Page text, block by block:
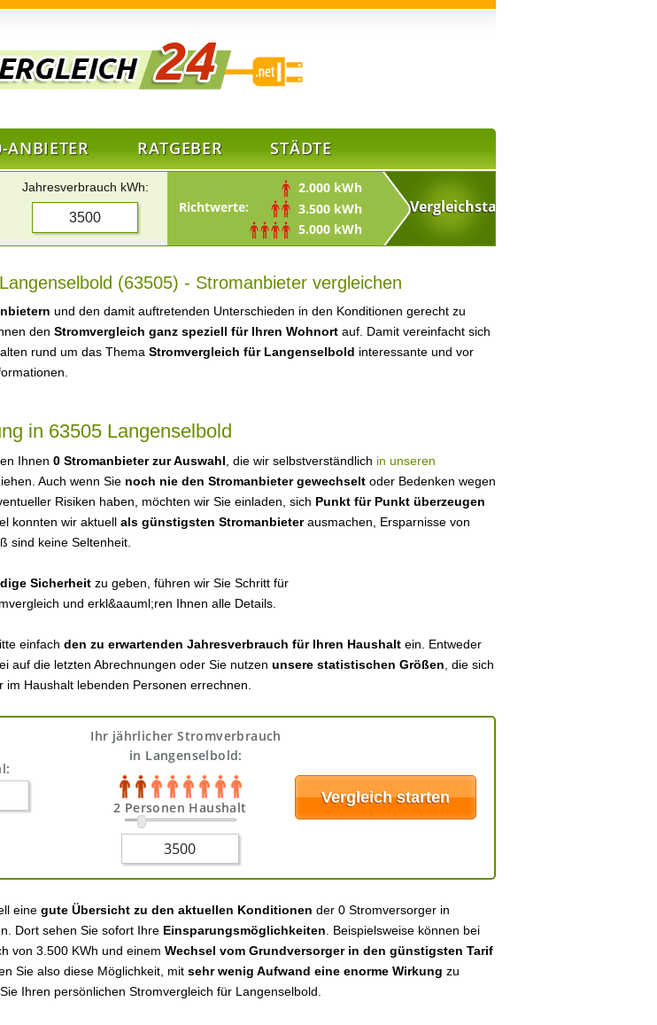
ANBIETER RATGEBER STÄDTE
Jahresverbrauch kWh:
Richtwerte:
2.000 kWh
3.500 kWh
5.000 kWh
(63505) - Stromanbieter vergleichen
und den damit auftretenden Unterschieden in den Konditionen gerecht zu
den Stromvergleich ganz speziell für Ihren Wohnort auf. Damit vereinfacht sich
rund um das Thema Stromvergleich für Langenselbold interessante und vor
in 63505 Langenselbold
Ihnen 0 Stromanbieter zur Auswahl , die wir selbstverständlich in unseren
Auch wenn Sie noch nie den Stromanbieter gewechselt oder Bedenken wegen
Risiken haben, möchten wir Sie einladen, sich Punkt für Punkt überzeugen
konnten wir aktuell als günstigsten Stromanbieterausmachen, Ersparnisse von
sind keine Seltenheit.
Sicherheit zu geben, führen wir Sie Schritt für
und erkl&aauml;ren Ihnen alle Details.
einfach den zu erwartenden Jahresverbrauch für Ihren Haushalt ein. Entweder
auf die letzten Abrechnungen oder Sie nutzen unsere statistischen Größen , die sich
im Haushalt lebenden Personen errechnen.
Ihr jährlicher Stromverbrauch
in Langenselbold:
2 Personen Haushalt
eine gute Übersicht zu den aktuellen Konditionen der 0 Stromversorger in
Dort sehen Sie sofort Ihre Einsparungsmöglichkeiten . Beispielsweise können bei
von 3.500 KWh und einem Wechsel vom Grundversorger in den günstigsten Tarif
Sie also diese Möglichkeit, mit sehr wenig Aufwand eine enorme Wirkung zu
Ihren persönlichen Stromvergleich für Langenselbold.